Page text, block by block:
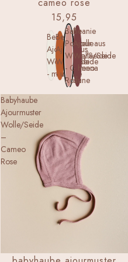
15,95
Beanie
Ajour aus
Wolle/Seide
- munkki
Beanie
Ajour aus
Wolle/Seide
- umbre
Baby
Pointelle
Wolle/Seide
- Cameo
Rose
Beanie
Ajour aus
Wolle/Seide
- henna
dune
Babyhaube
Ajourmuster
Wolle/Seide
–
Cameo
Rose